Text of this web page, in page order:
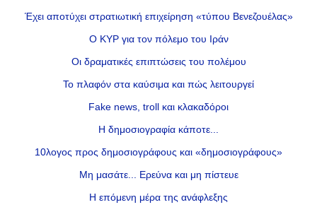
Έχει αποτύχει στρατιωτική επιχείρηση «τύπου Βενεζουέλας»
Ο ΚΥΡ για τον πόλεμο του Ιράν
Οι δραματικές επιπτώσεις του πολέμου
Το πλαφόν στα καύσιμα και πώς λειτουργεί
Fake news, troll και κλακαδόροι
Η δημοσιογραφία κάποτε...
10λογος προς δημοσιογράφους και «δημοσιογράφους»
Μη μασάτε... Ερεύνα και μη πίστευε
Η επόμενη μέρα της ανάφλεξης